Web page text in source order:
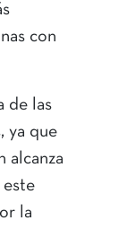
con
de las
ya que
alcanza
este
la